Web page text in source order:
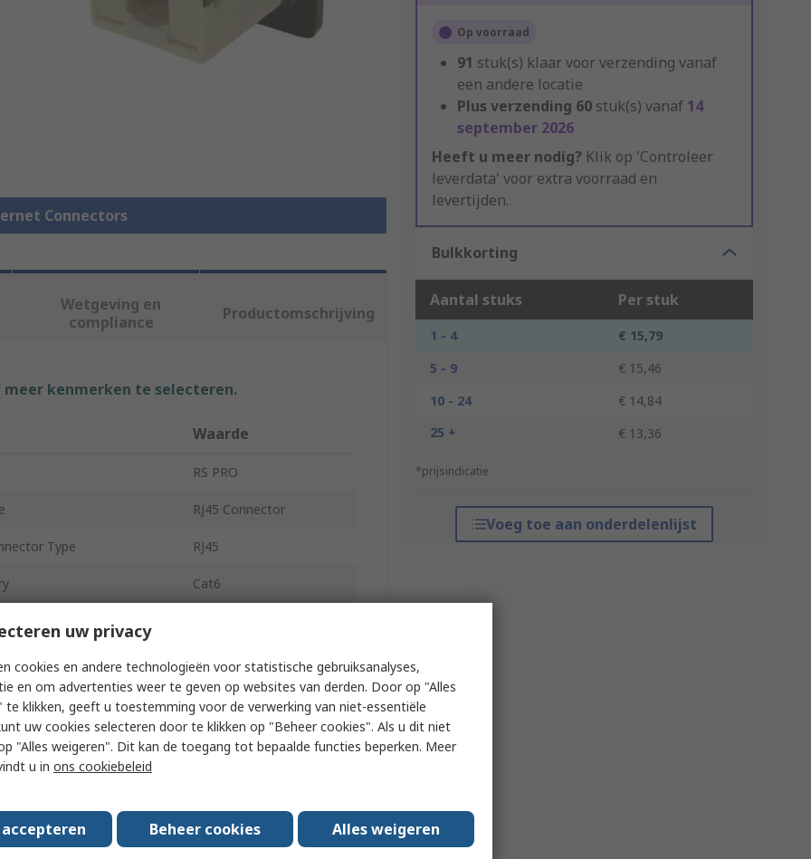
Connectors
Op voorraad
91 stuk(s) klaar voor verzending vanaf
een andere locatie
Plus verzending 60 stuk(s) vanaf 14
september 2026
Heeft u meer nodig? Klik op 'Controleer
leverdata' voor extra voorraad en
levertijden.
Bulkkorting
Aantal stuks Per stuk
1 - 4
€ 15,79
5 - 9
€ 15,46
10 - 24
€ 14,84
25 +
€ 13,36
*prijsindicatie
Voeg toe aan onderdelenlijst
Wetgeving en
compliance
Productomschrijving
kenmerken te selecteren.
Waarde
RS PRO
RJ45 Connector
Type RJ45
Cat6
8
IDC
IDC
uw privacy
cookies en andere technologieën voor statistische gebruiksanalyses,
en om advertenties weer te geven op websites van derden. Door op "Alles
te klikken, geeft u toestemming voor de verwerking van niet-essentiële
uw cookies selecteren door te klikken op "Beheer cookies". Als u dit niet
"Alles weigeren". Dit kan de toegang tot bepaalde functies beperken. Meer
u in ons cookiebeleid
Beheer cookies Alles weigeren